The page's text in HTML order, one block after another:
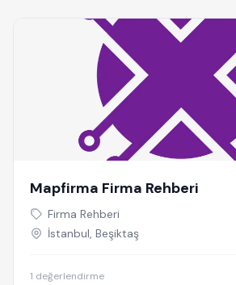
Mapfirma Firma Rehberi
Firma Rehberi
İstanbul, Beşiktaş
1 değerlendirme